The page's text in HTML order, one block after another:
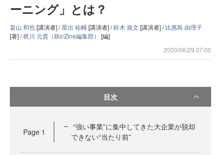
ーニング」とは？
畠山 和也[講演者] /星出 祐輔[講演者] /鈴木 規文 [講演者] /比惠島 由理子
[著] /梶川 元貴（Biz/Zine編集部） [編]
2020/06/29 07:00
目次
Page 1
“強い事業”に集中してきた大企業が脱却
できない“当たり前”